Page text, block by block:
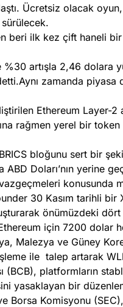
Ücretsiz olacak
beri ilk kez çift haneli
%30 artışla 2,46 dolara
zamanda piyasa
Ethereum Layer-2
rağmen yerel bir token
bloğunu sert bir
ABD Doları’nın yerine
konusunda
30 Kasım tarihli bir
önümüzdeki
için 7200 dolar
Malezya ve Güney
ile talep artarak
(BCB), platformların
yasaklayan bir
Borsa Komisyonu